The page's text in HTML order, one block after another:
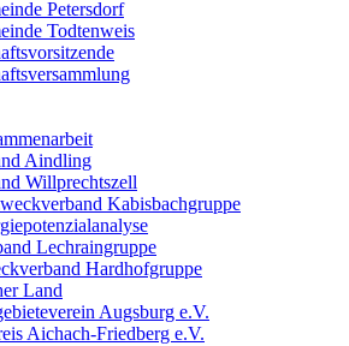
Petersdorf
Todtenweis
Aindling
Willprechtszell
Kabisbachgruppe
Lechraingruppe
Hardhofgruppe
Land
Augsburg e.V.
Aichach-Friedberg e.V.